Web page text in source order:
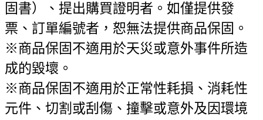
固書）、提出購買證明者。如僅提供發
票、訂單編號者，恕無法提供商品保固。
※商品保固不適用於天災或意外事件所造
成的毀壞。
※商品保固不適用於正常性耗損、消耗性
元件、切割或刮傷、撞擊或意外及因環境